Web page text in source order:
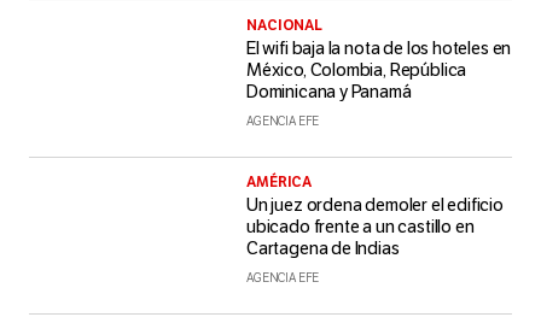
NACIONAL
El wifi baja la nota de los hoteles en
México, Colombia, República
Dominicana y Panamá
AGENCIA EFE
AMÉRICA
Un juez ordena demoler el edificio
ubicado frente a un castillo en
Cartagena de Indias
AGENCIA EFE